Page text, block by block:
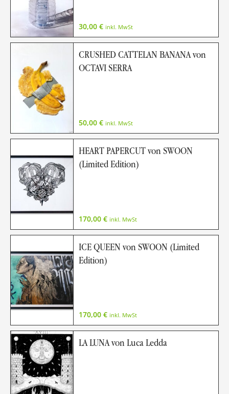
30,00 € inkl. MwSt
CRUSHED CATTELAN BANANA von
OCTAVI SERRA
50,00 € inkl. MwSt
HEART PAPERCUT von SWOON
(Limited Edition)
170,00 € inkl. MwSt
ICE QUEEN von SWOON (Limited
Edition)
170,00 € inkl. MwSt
LA LUNA von Luca Ledda